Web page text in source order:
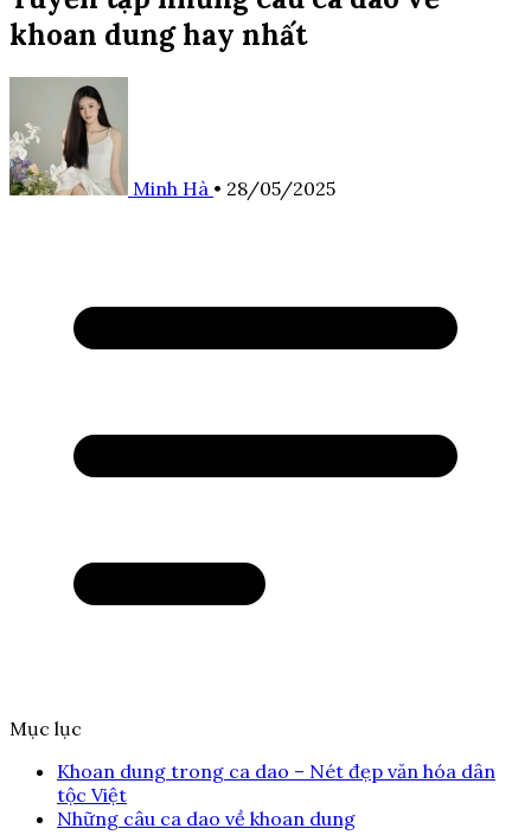
khoan dung hay nhất
Minh Hà • 28/05/2025
Mục lục
Khoan dung trong ca dao – Nét đẹp văn hóa dân
tộc Việt
Những câu ca dao về khoan dung